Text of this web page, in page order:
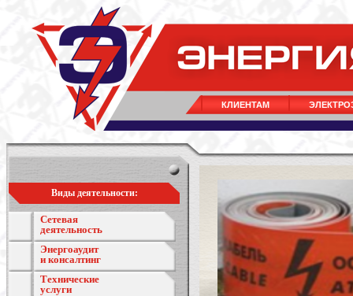
КЛИЕНТАМ
Виды деятельности:
Сетевая
деятельность
Энергоаудит
и консалтинг
Технические
услуги